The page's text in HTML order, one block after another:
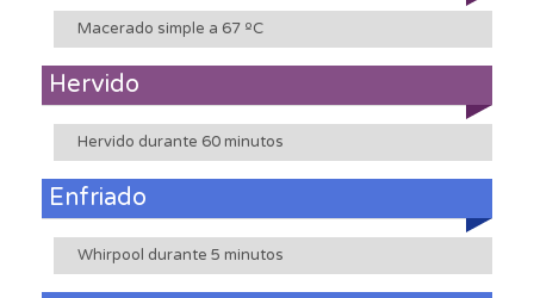
Macerado simple a 67 ºC
Hervido
Hervido durante 60 minutos
Enfriado
Whirpool durante 5 minutos